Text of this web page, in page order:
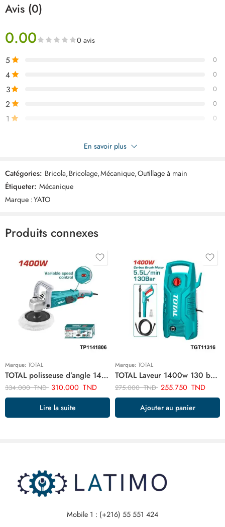
boulons situés dans des zones difficiles ou sous des angles
les mécaniciens, techniciens et bricoleurs recherchant un outil fiable
pour leurs travaux de maintenance et de réparation, disponible au
meilleur prix en Tunisie.
Avis (0)
0.00 0 avis
5 0
4 0
3 0
2 0
1 0
Soyez le premier à donner votre avis sur “YATO Cle double
fourche douille articulee 10mm YT4951”
Commentaires
Il n'y a pas encore de critiques.
En savoir plus
Catégories: Bricola,Bricolage,Mécanique,Outillage à main
Étiqueter: Mécanique
Marque :YATO
Produits connexes
Marque: TOTAL
TOTAL polisseuse d’angle 1400w TP1141806
334.000TND 310.000 TND
Lire la suite
Marque: TOTAL
TOTAL Laveur 1400w 130 bar TGT11316
275.000TND 255.750 TND
Ajouter au panier
Mobile 1 : (+216) 55 551 424